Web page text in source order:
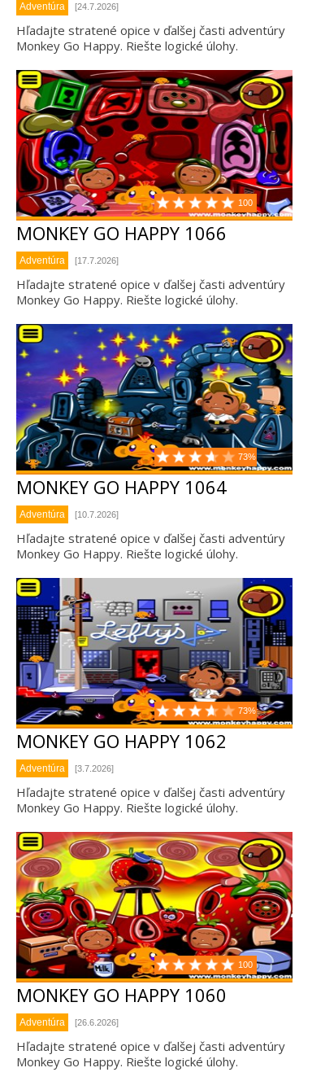
Adventúra [24.7.2026]
Hľadajte stratené opice v ďalšej časti adventúry
Monkey Go Happy. Riešte logické úlohy.
100
MONKEY GO HAPPY 1066
Adventúra [17.7.2026]
Hľadajte stratené opice v ďalšej časti adventúry
Monkey Go Happy. Riešte logické úlohy.
73%
MONKEY GO HAPPY 1064
Adventúra [10.7.2026]
Hľadajte stratené opice v ďalšej časti adventúry
Monkey Go Happy. Riešte logické úlohy.
73%
MONKEY GO HAPPY 1062
Adventúra [3.7.2026]
Hľadajte stratené opice v ďalšej časti adventúry
Monkey Go Happy. Riešte logické úlohy.
100
MONKEY GO HAPPY 1060
Adventúra [26.6.2026]
Hľadajte stratené opice v ďalšej časti adventúry
Monkey Go Happy. Riešte logické úlohy.